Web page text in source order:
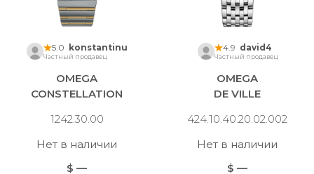
5.0 konstantinu
Частный продавец
OMEGA
CONSTELLATION
1242.30.00
Нет в наличии
$ —
4.9 david4
Частный продавец
OMEGA
DE VILLE
424.10.40.20.02.002
Нет в наличии
$ —